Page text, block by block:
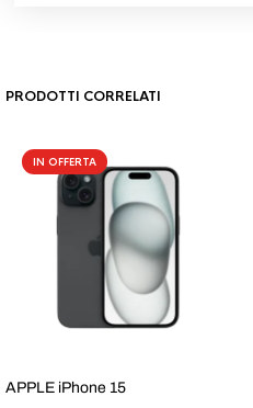
PRODOTTI CORRELATI
IN OFFERTA
APPLE iPhone 15